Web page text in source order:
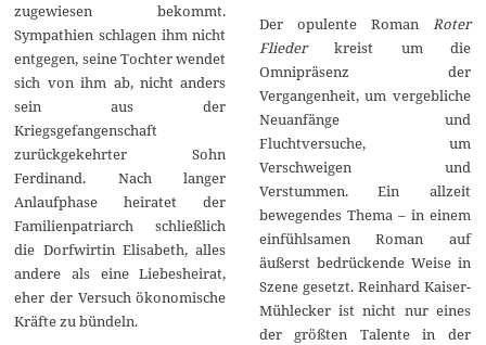
zugewiesen bekommt.
Sympathien schlagen ihm nicht
entgegen, seine Tochter wendet
sich von ihm ab, nicht anders
sein aus der
Kriegsgefangenschaft
zurückgekehrter Sohn
Ferdinand. Nach langer
Anlaufphase heiratet der
Familienpatriarch schließlich
die Dorfwirtin Elisabeth, alles
andere als eine Liebesheirat,
eher der Versuch ökonomische
Kräfte zu bündeln.
Der opulente Roman
Roter
Fliederkreist um die
Omnipräsenz der
Vergangenheit, um vergebliche
Neuanfänge und
Fluchtversuche, um
Verschweigen und
Verstummen. Ein allzeit
bewegendes Thema – in einem
einfühlsamen Roman auf
äußerst bedrückende Weise in
Szene gesetzt. Reinhard Kaiser-
Mühlecker ist nicht nur eines
der größten Talente in der